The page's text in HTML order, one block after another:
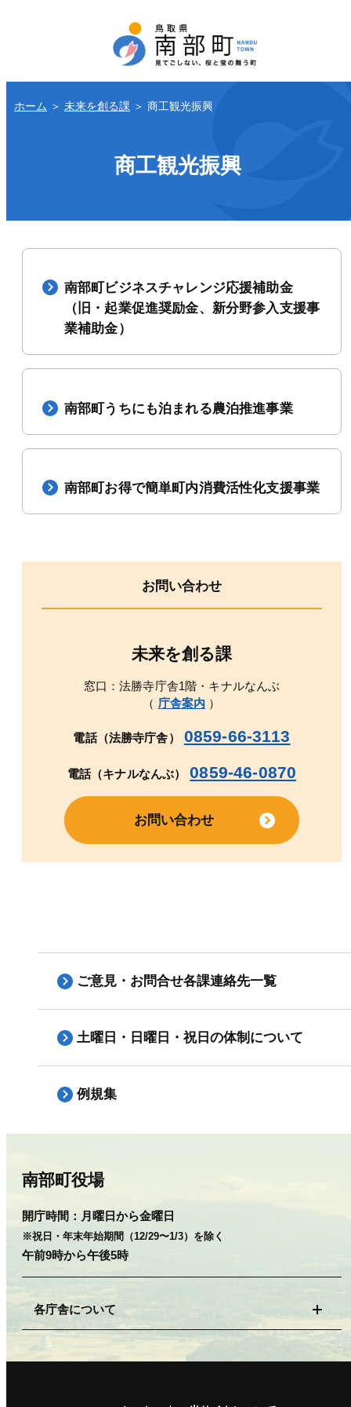
ホーム ＞ 未来を創る課 ＞ 商工観光振興
商工観光振興
南部町ビジネスチャレンジ応援補助金
（旧・起業促進奨励金、新分野参入支援事
業補助金）
南部町うちにも泊まれる農泊推進事業
南部町お得で簡単町内消費活性化支援事業
お問い合わせ
未来を創る課
窓口：法勝寺庁舎1階・キナルなんぶ
（ 庁舎案内 ）
電話（法勝寺庁舎） 0859-66-3113
電話（キナルなんぶ） 0859-46-0870
お問い合わせ
ご意見・お問合せ各課連絡先一覧
土曜日・日曜日・祝日の体制について
例規集
南部町役場
開庁時間： 月曜日から金曜日
※祝日・年末年始期間（12/29〜1/3）を除く
午前9時から午後5時
各庁舎について